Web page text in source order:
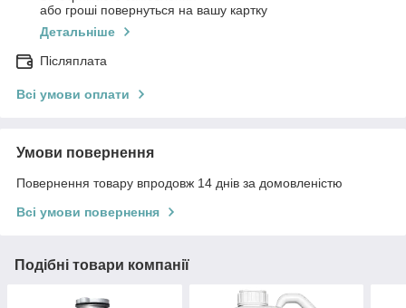
або гроші повернуться на вашу картку
Детальніше
Післяплата
Всі умови оплати
Умови повернення
Повернення товару впродовж 14 днів за домовленістю
Всі умови повернення
Подібні товари компанії